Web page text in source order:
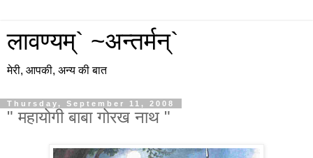
लावण्यम्` ~अन्तर्मन्`
मेरी, आपकी, अन्य की बात
Thursday, September 11, 2008
" महायोगी बाबा गोरख नाथ "